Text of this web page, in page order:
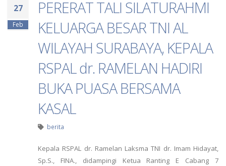
27
Feb
PERERAT TALI SILATURAHMI
KELUARGA BESAR TNI AL
WILAYAH SURABAYA, KEPALA
RSPAL dr. RAMELAN HADIRI
BUKA PUASA BERSAMA
KASAL
berita
Kepala RSPAL dr. Ramelan Laksma TNI dr. Imam Hidayat,
Sp.S., FINA., didampingi Ketua Ranting E Cabang 7